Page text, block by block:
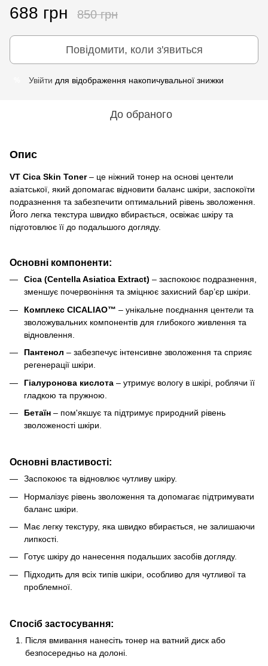
688 грн 850 грн
Повідомити, коли з'явиться
Увійти для відображення накопичувальної знижки
До обраного
Опис
VT Cica Skin Toner– це ніжний тонер на основі центели
азіатської, який допомагає відновити баланс шкіри, заспокоїти
подразнення та забезпечити оптимальний рівень зволоження.
Його легка текстура швидко вбирається, освіжає шкіру та
підготовлює її до подальшого догляду.
Основні компоненти:
Cica (Centella Asiatica Extract) – заспокоює подразнення,
зменшує почервоніння та зміцнює захисний бар’єр шкіри.
Комплекс CICALIAO™ – унікальне поєднання центели та
зволожувальних компонентів для глибокого живлення та
відновлення.
Пантенол – забезпечує інтенсивне зволоження та сприяє
регенерації шкіри.
Гіалуронова кислота – утримує вологу в шкірі, роблячи її
гладкою та пружною.
Бетаїн – пом'якшує та підтримує природний рівень
зволоженості шкіри.
Основні властивості:
Заспокоює та відновлює чутливу шкіру.
Нормалізує рівень зволоження та допомагає підтримувати
баланс шкіри.
Має легку текстуру, яка швидко вбирається, не залишаючи
липкості.
Готує шкіру до нанесення подальших засобів догляду.
Підходить для всіх типів шкіри, особливо для чутливої та
проблемної.
Спосіб застосування:
Після вмивання нанесіть тонер на ватний диск або
безпосередньо на долоні.